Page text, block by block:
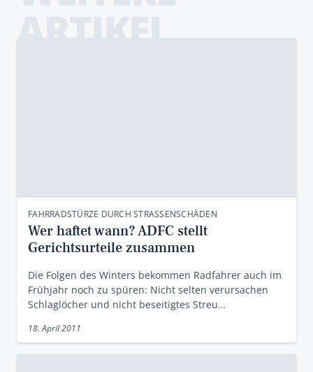
FAHRRADSTÜRZE DURCH STRASSENSCHÄDEN
Wer haftet wann? ADFC stellt
Gerichtsurteile zusammen
Die Folgen des Winters bekommen Radfahrer auch im
Frühjahr noch zu spüren: Nicht selten verursachen
Schlaglöcher und nicht beseitigtes Streu…
18. April 2011